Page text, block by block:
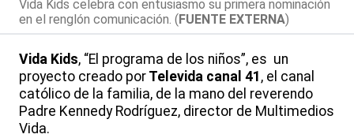
Vida Kids celebra con entusiasmo su primera nominación
en el renglón comunicación. (FUENTE EXTERNA)
Vida Kids, “El programa de los niños”, es un
proyecto creado por Televida canal 41 , el canal
católico de la familia, de la mano del reverendo
Padre Kennedy Rodríguez, director de Multimedios
Vida.